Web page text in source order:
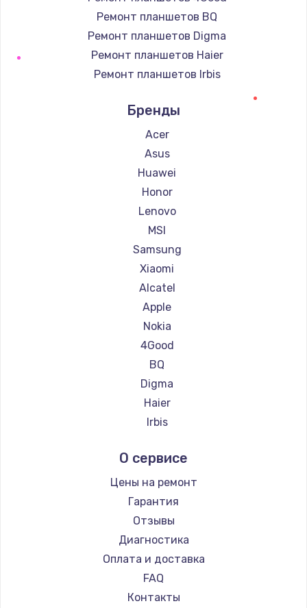
Ремонт планшетов BQ
Ремонт планшетов Digma
Ремонт планшетов Haier
Ремонт планшетов Irbis
Ремонт планшетов Microsoft
Ремонт планшетов BlackView
Ремонт планшетов Amazon
Ремонт планшетов Aquarius
Ремонт планшетов Philips
Ремонт планшетов Dell
Ремонт планшетов HP
Ремонт планшетов Getac
Ремонт планшетов ZTE
Ремонт планшетов Google
Ремонт планшетов Navitel
Ремонт планшетов Teclast
Ремонт планшетов CHUWI
Бренды
Acer
Asus
Huawei
Honor
Lenovo
MSI
Samsung
Xiaomi
Alcatel
Apple
Nokia
4Good
BQ
Digma
Haier
Irbis
Microsoft
BlackView
Amazon
Aquarius
Philips
Dell
HP
Getac
О сервисе
Цены на ремонт
Гарантия
Отзывы
Диагностика
Оплата и доставка
FAQ
Контакты